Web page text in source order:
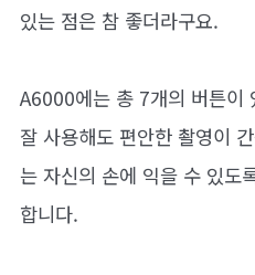
있는 점은 참 좋더라구요.
A6000에는 총 7개의 버튼이
잘 사용해도 편안한 촬영이
는 자신의 손에 익을 수 있도
합니다.